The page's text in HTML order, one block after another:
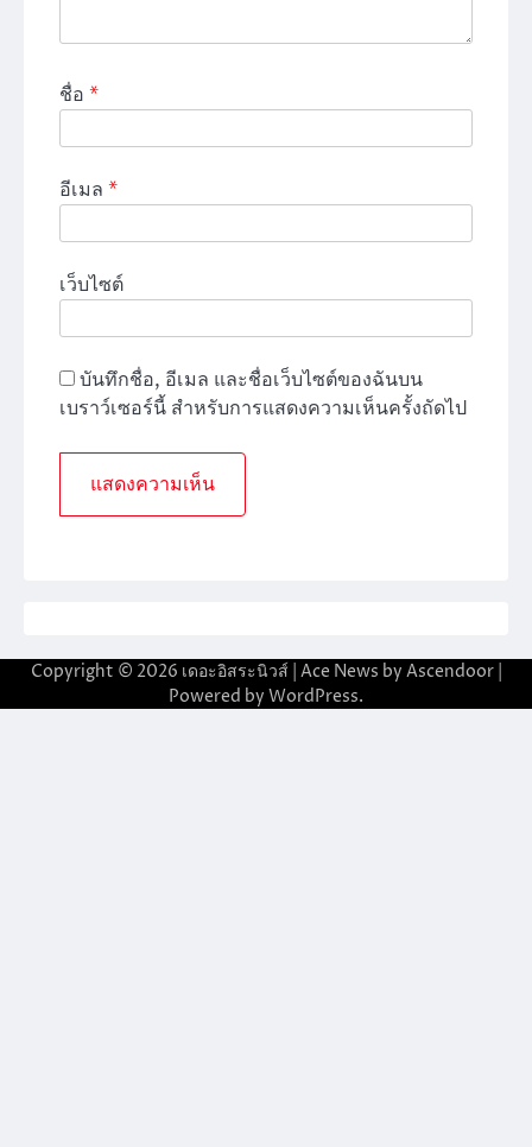
ชื่อ *
อีเมล *
เว็บไซต์
บันทึกชื่อ, อีเมล และชื่อเว็บไซต์ของฉันบน
เบราว์เซอร์นี้ สำหรับการแสดงความเห็นครั้งถัดไป
Copyright © 2026 เดอะอิสระนิวส์ | Ace News by Ascendoor|
Powered by WordPress.